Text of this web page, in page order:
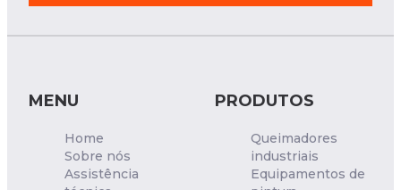
MENU
Home
Sobre nós
Assistência
PRODUTOS
Queimadores
industriais
Equipamentos de